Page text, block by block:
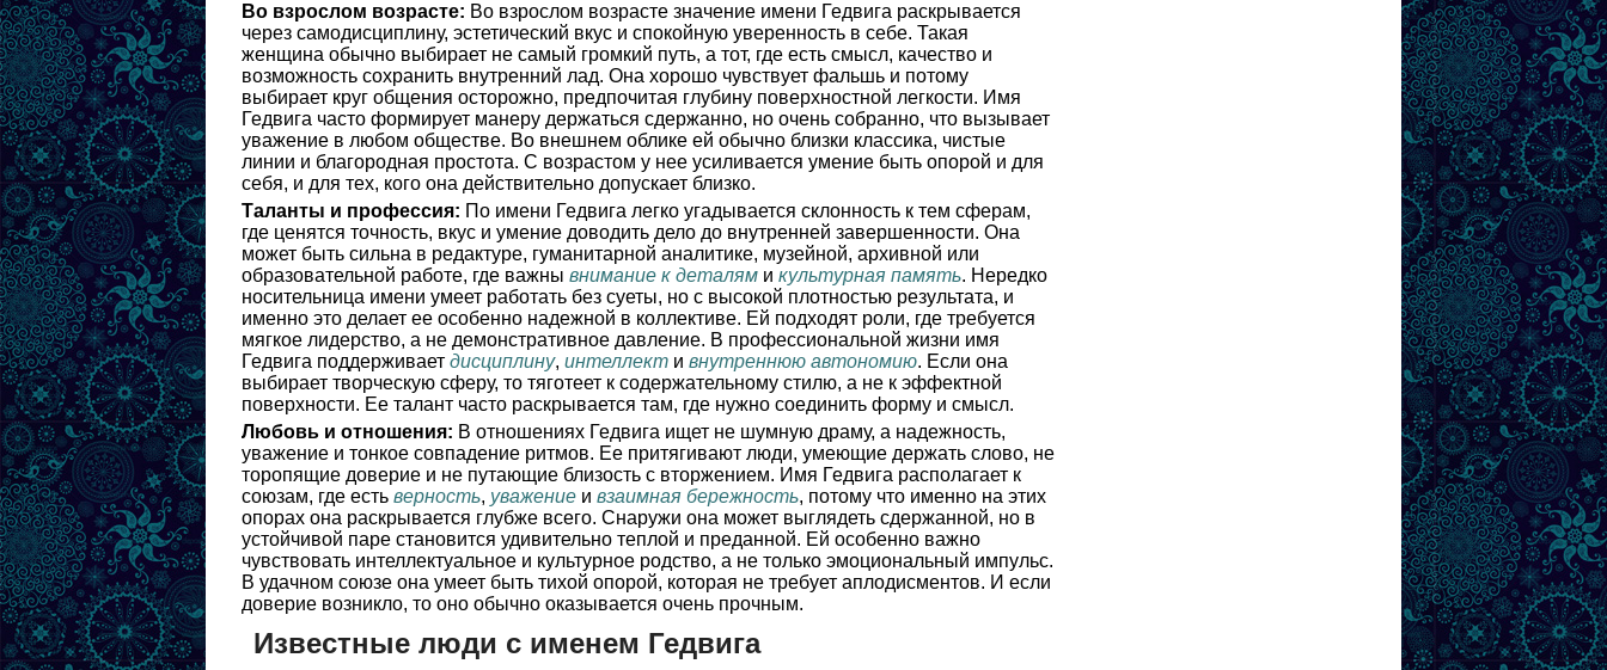
Во взрослом возрасте: Во взрослом возрасте значение имени Гедвига раскрывается
через самодисциплину, эстетический вкус и спокойную уверенность в себе. Такая
женщина обычно выбирает не самый громкий путь, а тот, где есть смысл, качество и
возможность сохранить внутренний лад. Она хорошо чувствует фальшь и потому
выбирает круг общения осторожно, предпочитая глубину поверхностной легкости. Имя
Гедвига часто формирует манеру держаться сдержанно, но очень собранно, что вызывает
уважение в любом обществе. Во внешнем облике ей обычно близки классика, чистые
линии и благородная простота. С возрастом у нее усиливается умение быть опорой и для
себя, и для тех, кого она действительно допускает близко.
Таланты и профессия: По имени Гедвига легко угадывается склонность к тем сферам,
где ценятся точность, вкус и умение доводить дело до внутренней завершенности. Она
может быть сильна в редактуре, гуманитарной аналитике, музейной, архивной или
образовательной работе, где важны внимание к деталям и культурная память. Нередко
носительница имени умеет работать без суеты, но с высокой плотностью результата, и
именно это делает ее особенно надежной в коллективе. Ей подходят роли, где требуется
мягкое лидерство, а не демонстративное давление. В профессиональной жизни имя
Гедвига поддерживает дисциплину, интеллект и внутреннюю автономию. Если она
выбирает творческую сферу, то тяготеет к содержательному стилю, а не к эффектной
поверхности. Ее талант часто раскрывается там, где нужно соединить форму и смысл.
Любовь и отношения: В отношениях Гедвига ищет не шумную драму, а надежность,
уважение и тонкое совпадение ритмов. Ее притягивают люди, умеющие держать слово, не
торопящие доверие и не путающие близость с вторжением. Имя Гедвига располагает к
союзам, где есть верность, уважение и взаимная бережность, потому что именно на этих
опорах она раскрывается глубже всего. Снаружи она может выглядеть сдержанной, но в
устойчивой паре становится удивительно теплой и преданной. Ей особенно важно
чувствовать интеллектуальное и культурное родство, а не только эмоциональный импульс.
В удачном союзе она умеет быть тихой опорой, которая не требует аплодисментов. И если
доверие возникло, то оно обычно оказывается очень прочным.
Известные люди с именем Гедвига